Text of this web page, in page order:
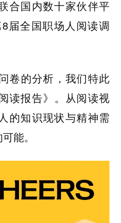
合国内数十家伙伴平
届全国职场人阅读调
卷的分析，我们特此
读报告》 。从阅读视
的知识现状与精神需
能。